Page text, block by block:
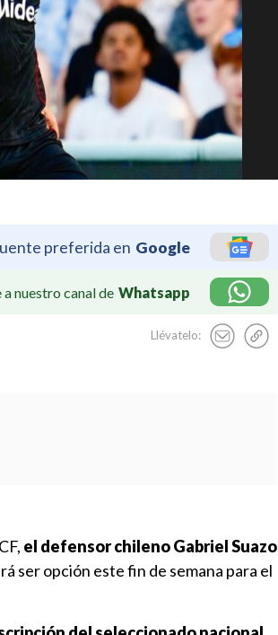
preferida en Google
nuestro canal de Whatsapp
Llévatelo:
el defensor chileno Gabriel Suazo
ser opción este fin de semana para el